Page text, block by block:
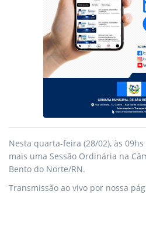
Nesta quarta-feira (28/02), às
mais uma Sessão Ordinária na
Bento do Norte/RN.
Transmissão ao vivo por nossa